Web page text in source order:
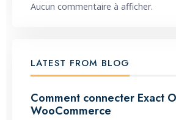
Aucun commentaire à afficher.
LATEST FROM BLOG
Comment connecter Exact
WooCommerce